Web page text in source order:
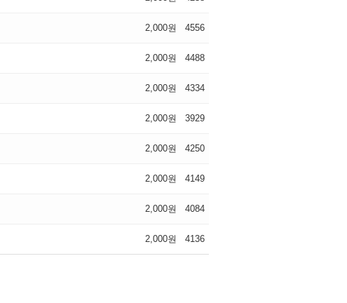
2,000원 4556
2,000원 4488
2,000원 4334
2,000원 3929
2,000원 4250
2,000원 4149
2,000원 4084
2,000원 4136